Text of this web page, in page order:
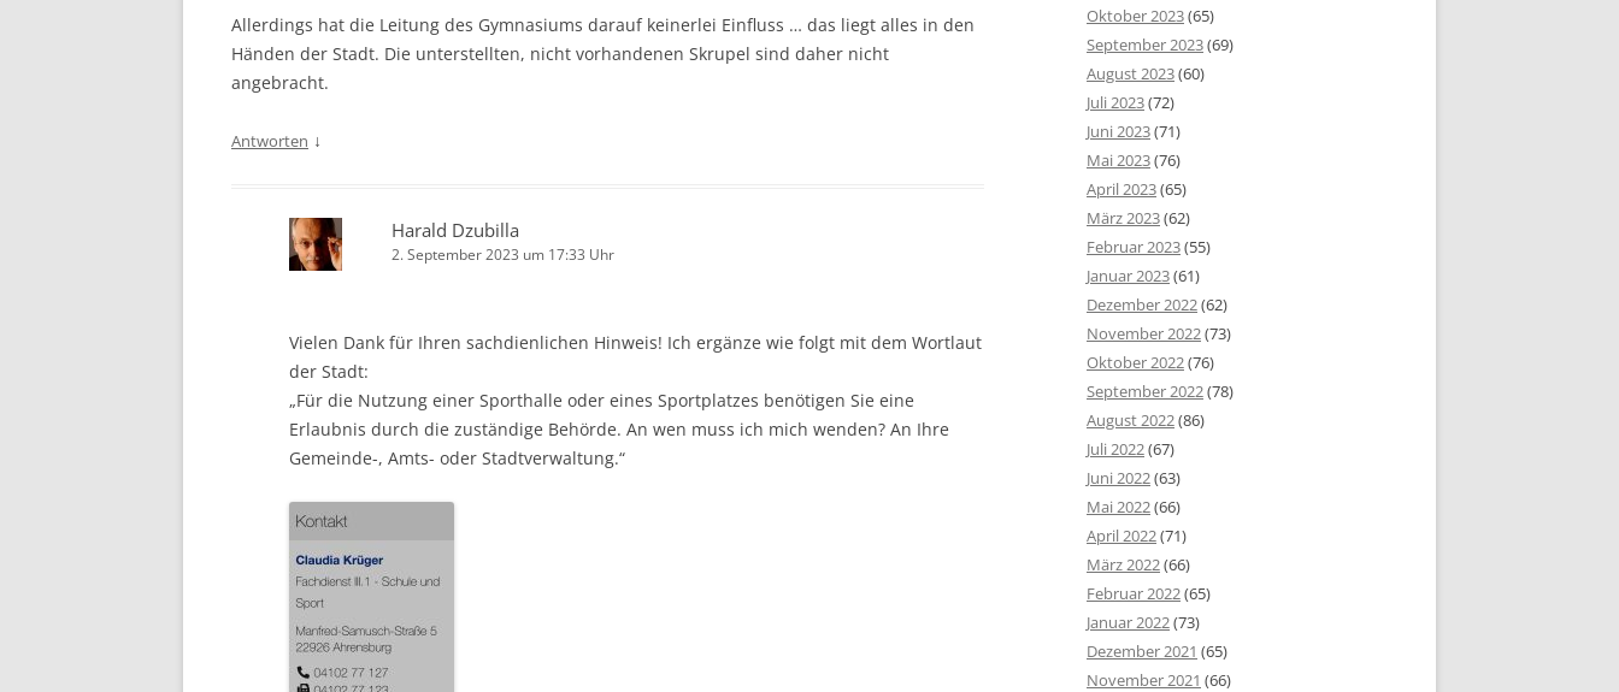
Allerdings hat die Leitung des Gymnasiums darauf keinerlei Einfluss … das liegt alles in den
Händen der Stadt. Die unterstellten, nicht vorhandenen Skrupel sind daher nicht
angebracht.
Antworten ↓
Harald Dzubilla
2. September 2023 um 17:33 Uhr
Vielen Dank für Ihren sachdienlichen Hinweis! Ich ergänze wie folgt mit dem Wortlaut
der Stadt:
„Für die Nutzung einer Sporthalle oder eines Sportplatzes benötigen Sie eine
Erlaubnis durch die zuständige Behörde. An wen muss ich mich wenden? An Ihre
Gemeinde-, Amts- oder Stadtverwaltung.“
Oktober 2023(65)
September 2023(69)
August 2023(60)
Juli 2023(72)
Juni 2023(71)
Mai 2023(76)
April 2023(65)
März 2023(62)
Februar 2023(55)
Januar 2023(61)
Dezember 2022(62)
November 2022(73)
Oktober 2022(76)
September 2022(78)
August 2022(86)
Juli 2022(67)
Juni 2022(63)
Mai 2022(66)
April 2022(71)
März 2022(66)
Februar 2022(65)
Januar 2022(73)
Dezember 2021 (65)
November 2021 (66)